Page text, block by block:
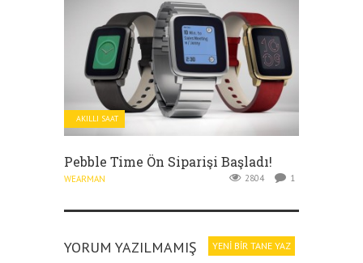
AKILLI SAAT
Pebble Time Ön Siparişi Başladı!
WEARMAN 2804 1
YORUM YAZILMAMIŞ YENI BIR TANE YAZ